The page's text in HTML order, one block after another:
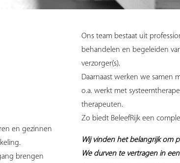
en gezinnen
brengen
Ons team bestaat uit
behandelen en begeleiden
verzorger(s).
Daarnaast werken we samen
o.a. werkt met
therapeuten.
Zo biedt BeleefRijk een
Wij vinden het belangrijk om
We durven te vertragen in